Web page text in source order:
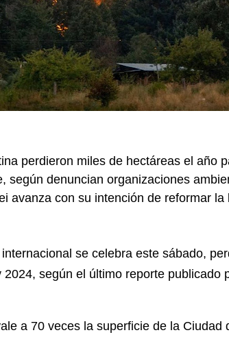
perdieron miles de hectáreas el año
según denuncian organizaciones
avanza con su intención de reformar
se celebra este sábado,
2024, según el último reporte publicado
a 70 veces la superficie de la Ciudad